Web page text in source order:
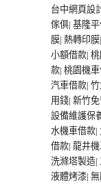
台中網頁設
傢俱| 基隆
膜| 熱轉印膜|
小額借款|
款| 桃園機
汽車借款|
用錢| 新竹
設備維護保
水機車借款|
借款| 龍井
洗滌塔製造|
液體烤漆|